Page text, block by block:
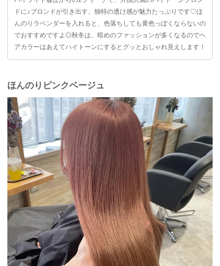
ドに♪ブロンドが引き出す、独特の透け感が魅力たっぷりです♡ほ
んのりラベンダーを入れると、色落ちしても黄色っぽくならないの
でおすすめですよ◎秋冬は、暗めのファッションが多くなるのでヘ
アカラーはあえてハイトーンにするとグッとおしゃれ見えします！
ほんのりピンクベージュ